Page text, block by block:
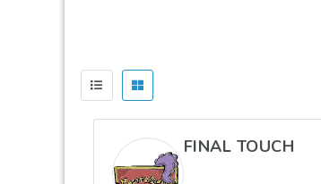
FINAL TOUCH